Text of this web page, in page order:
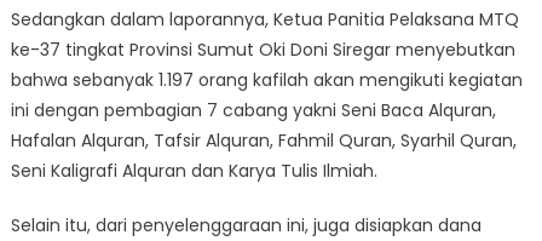
Sedangkan dalam laporannya, Ketua Panitia Pelaksana MTQ
ke-37 tingkat Provinsi Sumut Oki Doni Siregar menyebutkan
bahwa sebanyak 1.197 orang kafilah akan mengikuti kegiatan
ini dengan pembagian 7 cabang yakni Seni Baca Alquran,
Hafalan Alquran, Tafsir Alquran, Fahmil Quran, Syarhil Quran,
Seni Kaligrafi Alquran dan Karya Tulis Ilmiah.
Selain itu, dari penyelenggaraan ini, juga disiapkan dana